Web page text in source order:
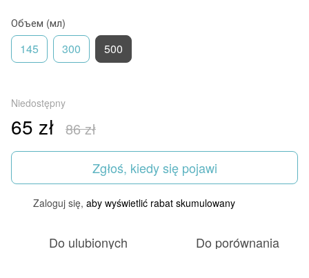
Объем (мл)
145 300 500
Niedostępny
65 zł 86 zł
Zgłoś, kiedy się pojawi
Zaloguj się, aby wyświetlić rabat skumulowany
Do ulubionych Do porównania